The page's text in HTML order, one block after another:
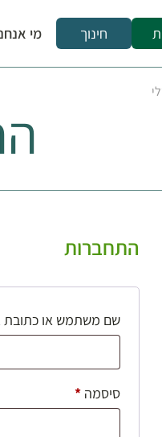
חינוך מי
התחברות
שם משתמש או כתובת
סיסמה*חובה